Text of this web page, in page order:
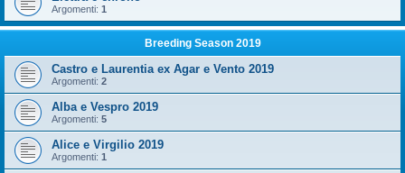
Argomenti: 1
Breeding Season 2019
Castro e Laurentia ex Agar e Vento 2019
Argomenti: 2
Alba e Vespro 2019
Argomenti: 5
Alice e Virgilio 2019
Argomenti: 1